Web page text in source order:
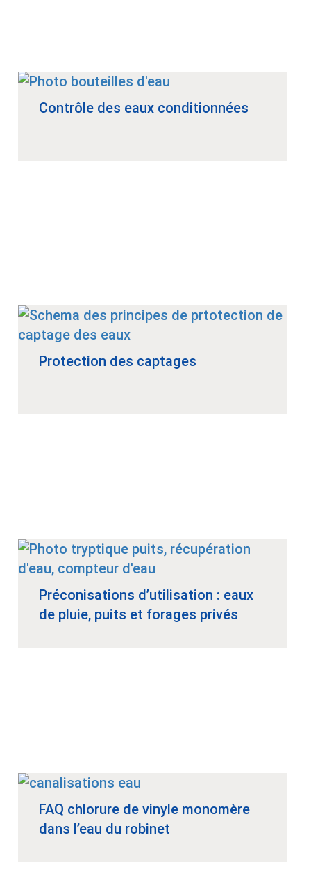
Contrôle des eaux conditionnées
Protection des captages
Préconisations d’utilisation : eaux
de pluie, puits et forages privés
FAQ chlorure de vinyle monomère
dans l’eau du robinet